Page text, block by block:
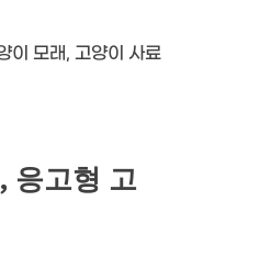
이 모래, 고양이 사료
응고형 고